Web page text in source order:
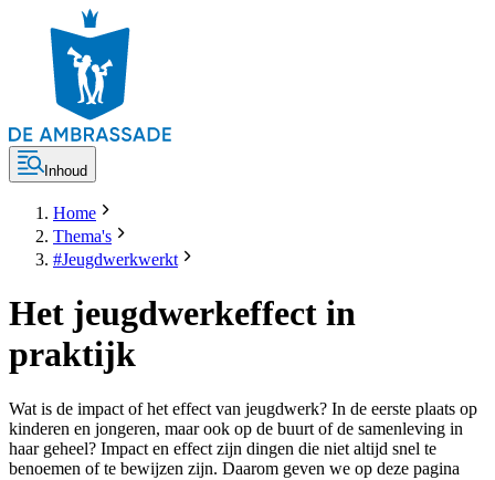
Inhoud
Home
Thema's
#Jeugdwerkwerkt
Het jeugdwerkeffect in
praktijk
Wat is de impact of het effect van jeugdwerk? In de eerste plaats op
kinderen en jongeren, maar ook op de buurt of de samenleving in
haar geheel? Impact en effect zijn dingen die niet altijd snel te
benoemen of te bewijzen zijn. Daarom geven we op deze pagina